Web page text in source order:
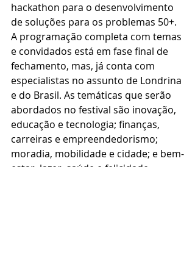
hackathon para o desenvolvimento
de soluções para os problemas 50+.
A programação completa com temas
e convidados está em fase final de
fechamento, mas, já conta com
especialistas no assunto de Londrina
e do Brasil. As temáticas que serão
abordados no festival são inovação,
educação e tecnologia; finanças,
carreiras e empreendedorismo;
moradia, mobilidade e cidade; e bem-
estar, lazer, saúde e felicidade.